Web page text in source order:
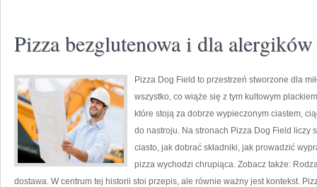
Pizza bezglutenowa i dla alergików
Pizza Dog Field to przestrzeń stworzone dla
wszystko, co wiąże się z tym kultowym
które stoją za dobrze wypieczonym ciastem,
do nastroju. Na stronach Pizza Dog Field liczy
ciasto, jak dobrać składniki, jak prowadzić
pizza wychodzi chrupiąca. Zobacz także:
dostawa. W centrum tej historii stoi przepis, ale równie ważny jest kontekst.